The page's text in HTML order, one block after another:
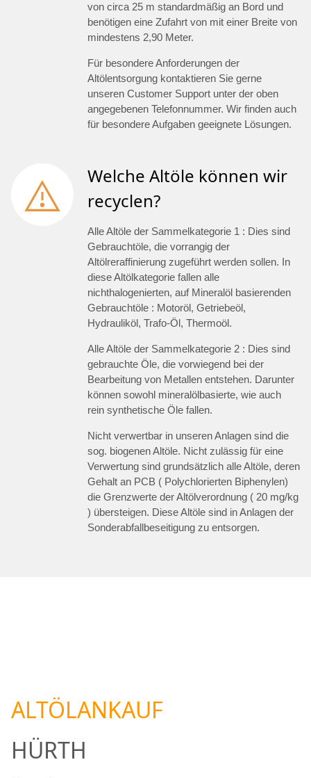
von circa 25 m standardmäßig an Bord und
benötigen eine Zufahrt von mit einer Breite von
mindestens 2,90 Meter.
Für besondere Anforderungen der
Altölentsorgung kontaktieren Sie gerne
unseren Customer Support unter der oben
angegebenen Telefonnummer. Wir finden auch
für besondere Aufgaben geeignete Lösungen.
Welche Altöle können wir
recyclen?
Alle Altöle der Sammelkategorie 1 : Dies sind
Gebrauchtöle, die vorrangig der
Altölreraffinierung zugeführt werden sollen. In
diese Altölkategorie fallen alle
nichthalogenierten, auf Mineralöl basierenden
Gebrauchtöle : Motoröl, Getriebeöl,
Hydrauliköl, Trafo-Öl, Thermoöl.
Alle Altöle der Sammelkategorie 2 : Dies sind
gebrauchte Öle, die vorwiegend bei der
Bearbeitung von Metallen entstehen. Darunter
können sowohl mineralölbasierte, wie auch
rein synthetische Öle fallen.
Nicht verwertbar in unseren Anlagen sind die
sog. biogenen Altöle. Nicht zulässig für eine
Verwertung sind grundsätzlich alle Altöle, deren
Gehalt an PCB ( Polychlorierten Biphenylen)
die Grenzwerte der Altölverordnung ( 20 mg/kg
) übersteigen. Diese Altöle sind in Anlagen der
Sonderabfallbeseitigung zu entsorgen.
ALTÖLANKAUF
HÜRTH